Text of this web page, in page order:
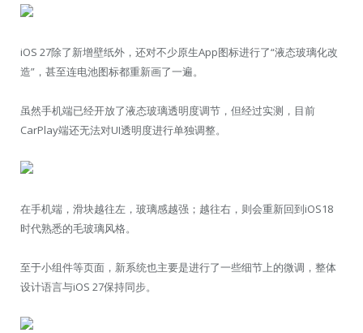
iOS 27除了新增壁纸外，还对不少原生App图标进行了“液态玻璃化改
造”，甚至连电池图标都重新画了一遍。
虽然手机端已经开放了液态玻璃透明度调节，但经过实测，目前
CarPlay端还无法对UI透明度进行单独调整。
在手机端，滑块越往左，玻璃感越强；越往右，则会重新回到iOS18
时代熟悉的毛玻璃风格。
至于小组件等页面，新系统也主要是进行了一些细节上的微调，整体
设计语言与iOS 27保持同步。